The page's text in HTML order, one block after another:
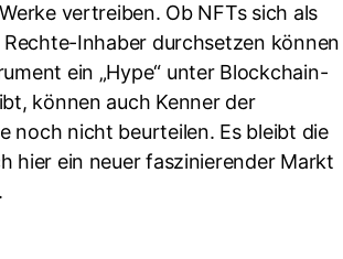
vertreiben. Ob NFTs sich als
Inhaber durchsetzen können
ein „Hype“ unter Blockchain-
können auch Kenner der
noch nicht beurteilen. Es bleibt die
hier ein neuer faszinierender Markt